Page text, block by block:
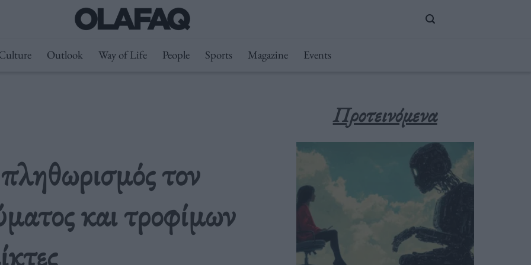
Outlook Way of Life People Sports Magazine Events
τον
και τροφίμων
Προτεινόμενα